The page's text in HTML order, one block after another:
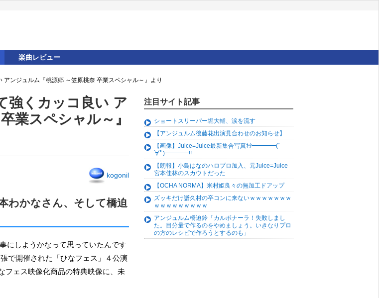
楽曲レビュー
ンジュルム『桃源郷 ～笠原桃奈 卒業スペシャル～』より
強くカッコ良い ア
業スペシャル～』
kogonil
わかなさん、そして橋迫
で開催された「ひなフェス」４公演
フェス映像化商品の特典映像に、未
注目サイト記事
ショートスリーパー堀大輔、涙を流す
【アンジュルム後藤花出演見合わせのお知らせ】
【画像】Juice=Juice最新集合写真ｷﾀ━━━━(ﾟ
∀ﾟ)━━━━!!
【朗報】小島はなのハロプロ加入、元Juice=Juice
宮本佳林のスカウトだった
【OCHA NORMA】米村姫良々の無加工ドアップ
ズッキだけ譜久村の卒コンに来ないｗｗｗｗｗｗｗ
ｗｗｗｗｗｗｗｗｗ
アンジュルム橋迫鈴「カルボナーラ！失敗しまし
た。目分量で作るのをやめましょう。いきなりプロ
の方のレシピで作ろうとするのも」